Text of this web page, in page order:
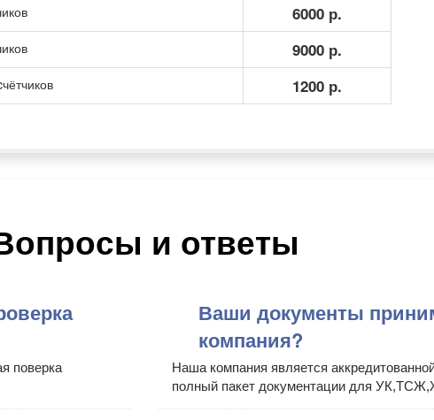
6000 р.
9000 р.
1200 р.
и ответы
поверка
Ваши документы
компания?
Наша компания является
полный пакет документации для